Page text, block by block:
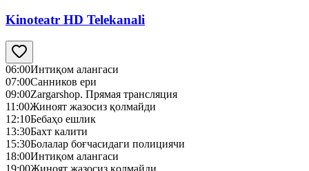
Kinoteatr HD Telekanali
06:00Интиқом алангаси
07:00Санников ери
09:00Zargarshop. Прямая трансляция
11:00Жиноят жазосиз қолмайди
12:10Бебаҳо ешлик
13:30Бахт калити
15:30Болалар боғчасидаги полициячи
18:00Интиқом алангаси
19:00Жиноят жазосиз қолмайди